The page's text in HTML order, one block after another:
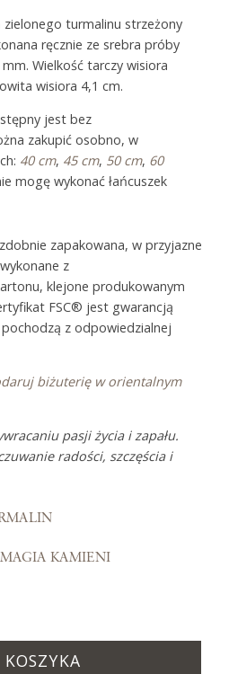
zielonego turmalinu strzeżony
ręcznie ze srebra próby
Wielkość tarczy wisiora
wisiora 4,1 cm.
jest bez
zakupić osobno, w
40 cm, 45 cm, 50 cm, 60
mogę wykonać łańcuszek
zapakowana, w przyjazne
z
klejone produkowanym
FSC® jest gwarancją
z odpowiedzialnej
biżuterię w orientalnym
pasji życia i zapału.
radości, szczęścia i
MAGIA KAMIENI
KOSZYKA